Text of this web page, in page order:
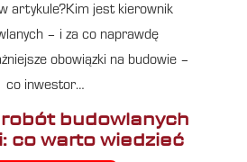
artykule?Kim jest kierownik
– i za co naprawdę
obowiązki na budowie –
co inwestor…
budowlanych
co warto wiedzieć